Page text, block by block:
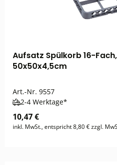
Aufsatz Spülkorb 16-
50x50x4,5cm
Art.-Nr. 9557
2-4 Werktage*
10,47 €
inkl. MwSt., entspricht 8,80 € zzgl.